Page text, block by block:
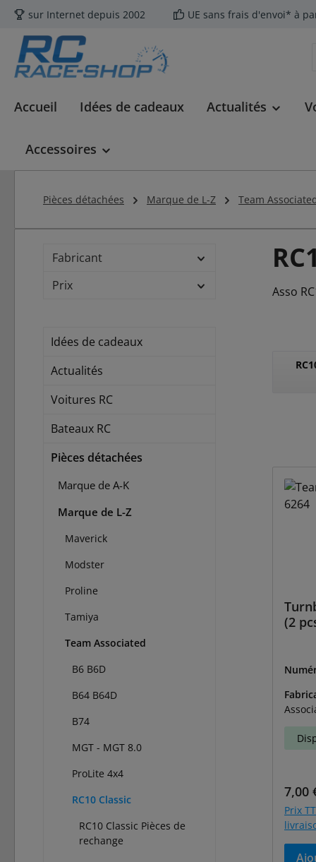
au contenu principal
Passer à la recherche
Passer à la navigation principale
sur Internet depuis 2002 UE sans frais d'envoi* à
Accueil Idées de cadeaux Actualités
Accessoires
Pièces détachées Marque de L-Z Team
Fabricant
Prix
Idées de cadeaux
Actualités
Voitures RC
Bateaux RC
Pièces détachées
Marque de A-K
Marque de L-Z
Maverick
Modster
Proline
Tamiya
Team Associated
B6 B6D
B64 B64D
B74
MGT - MGT 8.0
ProLite 4x4
RC10 Classic
RC10 Classic Pièces de
rechange
Asso
(2
Prix
7,00
Prix